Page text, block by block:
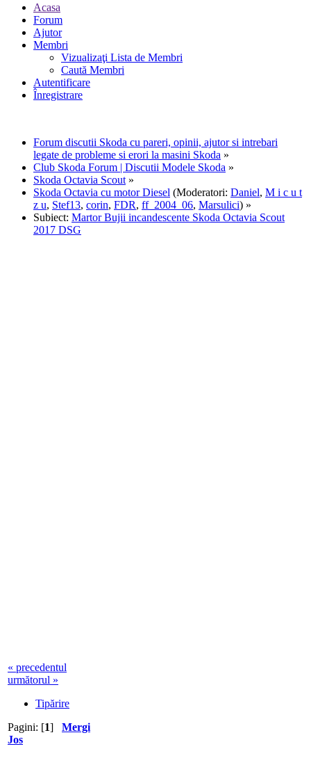
Acasa
Forum
Ajutor
Membri
Vizualizaţi Lista de Membri
Caută Membri
Autentificare
Înregistrare
Forum discutii Skoda cu pareri, opinii, ajutor si intrebari
legate de probleme si erori la masini Skoda »
Club Skoda Forum | Discutii Modele Skoda »
Skoda Octavia Scout »
Skoda Octavia cu motor Diesel (Moderatori: Daniel, M i c u t
z u, Stef13, corin, FDR, ff_2004_06, Marsulici) »
Subiect: Martor Bujii incandescente Skoda Octavia Scout
2017 DSG
« precedentul
următorul »
Tipărire
Pagini: [1] Mergi
Jos